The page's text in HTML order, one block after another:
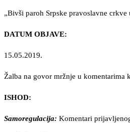
„Bivši paroh Srpske pravoslavne
DATUM OBJAVE:
15.05.2019.
Žalba na govor mržnje u komentarima
ISHOD:
Samoregulacija: Komentari